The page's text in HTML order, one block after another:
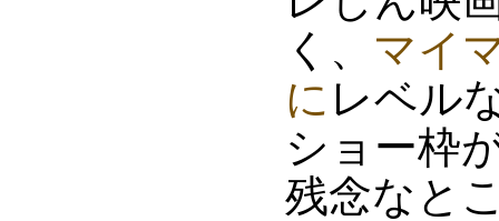
く、 マイ
に レベル
ショー枠
残念なと